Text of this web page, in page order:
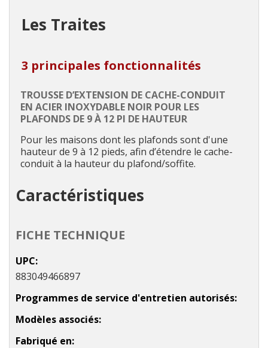
Les Traites
3 principales fonctionnalités
TROUSSE D’EXTENSION DE CACHE-CONDUIT
EN ACIER INOXYDABLE NOIR POUR LES
PLAFONDS DE 9 À 12 PI DE HAUTEUR
Pour les maisons dont les plafonds sont d'une
hauteur de 9 à 12 pieds, afin d’étendre le cache-
conduit à la hauteur du plafond/soffite.
Caractéristiques
FICHE TECHNIQUE
UPC
883049466897
Programmes de service d'entretien autorisés
Modèles associés
Fabriqué en